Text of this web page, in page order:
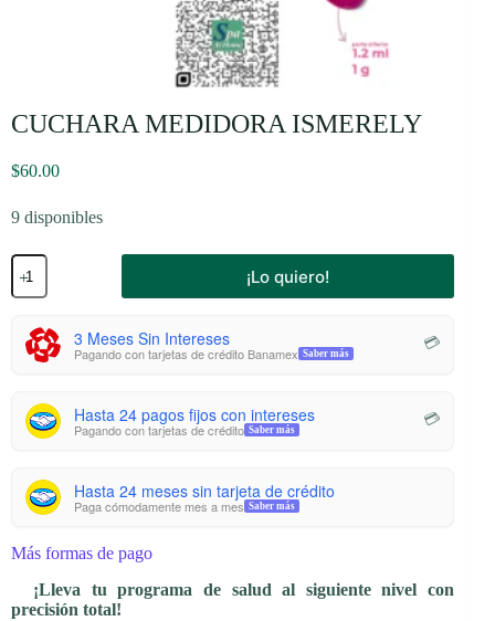
CUCHARA MEDIDORA ISMERELY
$60.00
9 disponibles
CUCHARA
MEDIDORA
ISMERELY
¡Lo quiero!
3 Meses Sin Intereses
Pagando con tarjetas de crédito Banamex Saber más
💳
Hasta 24 pagos fijos con intereses
Pagando con tarjetas de crédito Saber más
💳
Hasta 24 meses sin tarjeta de crédito
Paga cómodamente mes a mes Saber más
Más formas de pago
¡Lleva tu programa de salud al siguiente nivel con
precisión total!